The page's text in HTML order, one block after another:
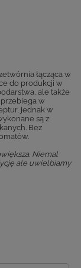
łącząca w
do produkcji w
ale także
w
jednak w
są z
Bez
Niemal
ale uwielbiamy